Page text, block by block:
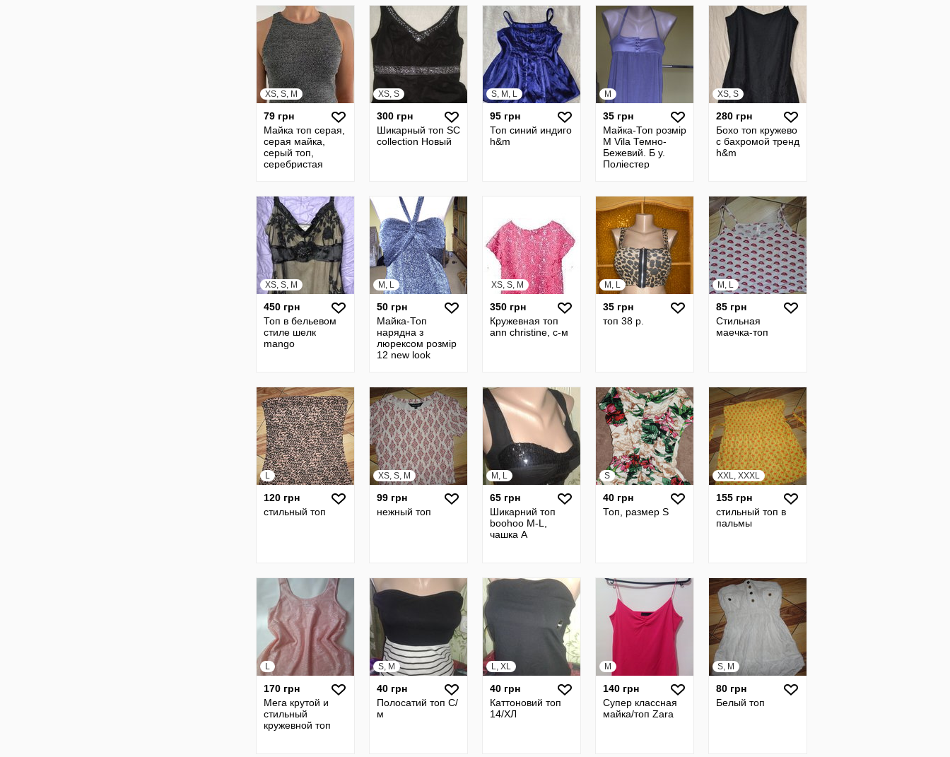
XS, S, M
79 грн
Майка топ серая,
серая майка,
серый топ,
серебристая
стильная.
XS, S
300 грн
Шикарный топ SC
collection Новый
S, M, L
95 грн
Топ синий индиго
h&m
M
35 грн
Майка-Топ розмір
М Vila Темно-
Бежевий. Б у.
Поліестер
XS, S
280 грн
Бохо топ кружево
с бахромой тренд
h&m
XS, S, M
450 грн
Топ в бельевом
стиле шелк
mango
M, L
50 грн
Майка-Топ
нарядна з
люрексом розмір
12 new look
XS, S, M
350 грн
Кружевная топ
ann christine, с-м
M, L
35 грн
топ 38 р.
M, L
85 грн
Стильная
маечка-топ
L
120 грн
стильный топ
XS, S, M
99 грн
нежный топ
M, L
65 грн
Шикарний топ
boohoo M-L,
чашка А
S
40 грн
Топ, размер S
XXL, XXXL
155 грн
стильный топ в
пальмы
L
170 грн
Мега крутой и
стильный
кружевной топ
S, M
40 грн
Полосатий топ С/
м
L, XL
40 грн
Каттоновий топ
14/ХЛ
M
140 грн
Супер классная
майка/топ Zara
S, M
80 грн
Белый топ